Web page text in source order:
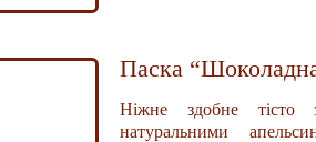
Паска
Ніжне здобне тісто
натуральними